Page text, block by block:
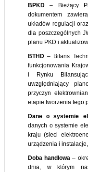
BPKD– Bieżący
dokumentem
układów regulacji
dla poszczególnych
planu PKD i
BTHD– Bilans
funkcjonowania
i Rynku
uwzględniający
przyczyn
etapie tworzenia tego
Dane o systemie
danych o systemie
kraju (sieci
urządzenia i
Doba handlowa –
dnia, w którym